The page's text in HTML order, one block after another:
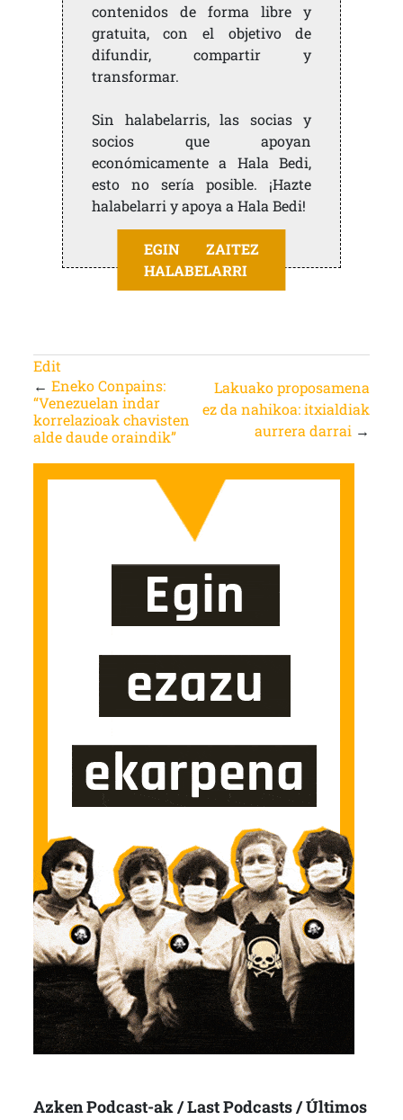
contenidos de forma libre y
gratuita, con el objetivo de
difundir, compartir y
transformar.
Sin halabelarris, las socias y
socios que apoyan
económicamente a Hala Bedi,
esto no sería posible. ¡Hazte
halabelarri y apoya a Hala Bedi!
EGIN ZAITEZ
HALABELARRI
Edit
← Eneko Conpains:
“Venezuelan indar
korrelazioak chavisten
alde daude oraindik”
Lakuako proposamena
ez da nahikoa: itxialdiak
aurrera darrai →
Azken Podcast-ak / Last Podcasts / Últimos